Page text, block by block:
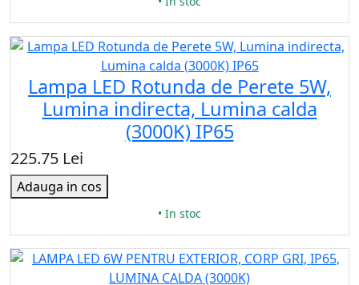
Lampa LED Rotunda de Perete 5W,
Lumina indirecta, Lumina calda
(3000K) IP65
225.75 Lei
Adauga in cos
• In stoc